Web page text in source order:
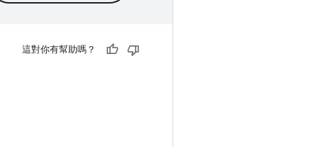
這對你有幫助嗎？